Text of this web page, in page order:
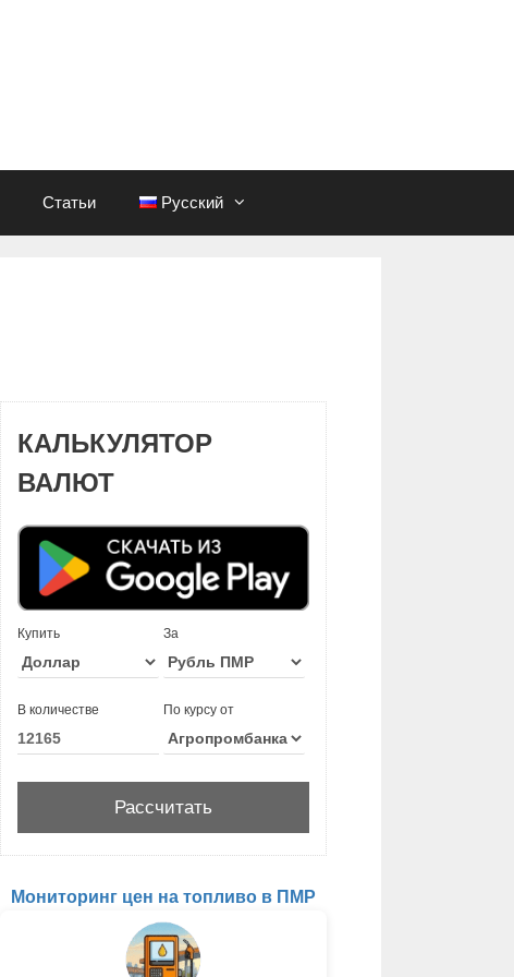
Статьи Русский
КАЛЬКУЛЯТОР
ВАЛЮТ
Купить За
В количестве По курсу от
Мониторинг цен на топливо в ПМР